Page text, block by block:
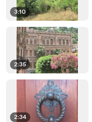
3:10
2:35
2:34